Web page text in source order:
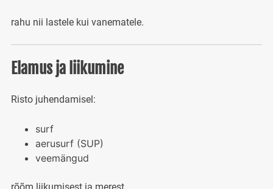
rahu nii lastele kui vanematele.
Elamus ja liikumine
Risto juhendamisel:
surf
aerusurf (SUP)
veemängud